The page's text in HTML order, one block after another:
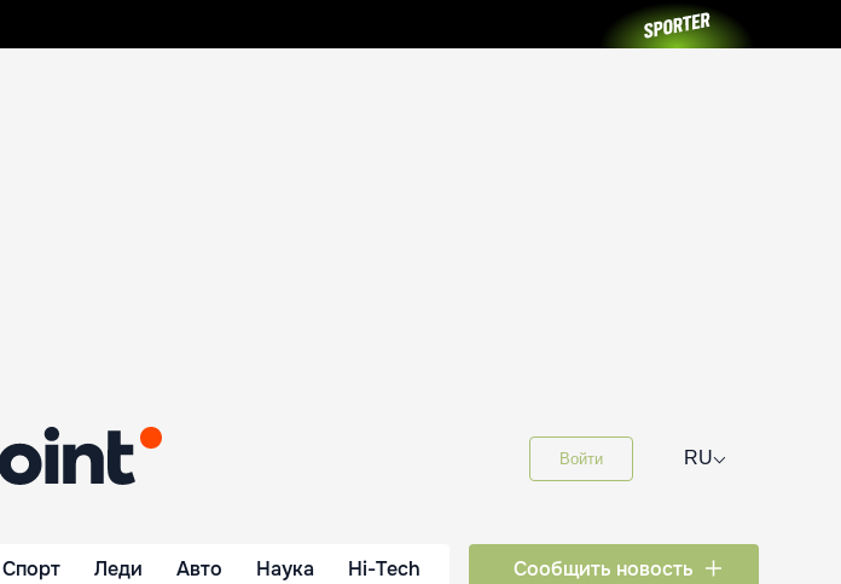
Войти RU⌵
Спорт Леди Авто Наука Hi-Tech Сообщить новость